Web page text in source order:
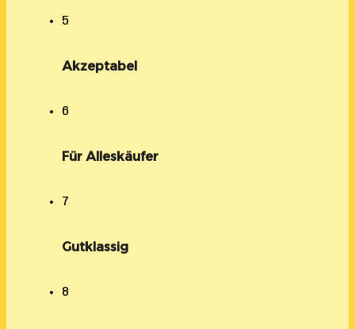
5
Akzeptabel
6
Für Alleskäufer
7
Gutklassig
8